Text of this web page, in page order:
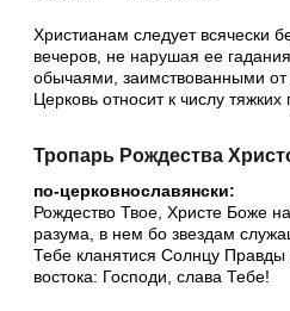
Христианам следует всячески
вечеров, не нарушая ее
обычаями, заимствованными от
Церковь относит к числу тяжких
Тропарь Рождества
по-церковнославянски:
Рождество Твое, Христе Боже
разума, в нем бо звездам
Тебе кланятися Солнцу
востока: Господи, слава Тебе!